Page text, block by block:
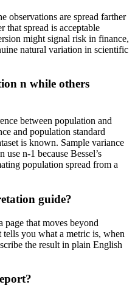
observations are spread farther
that spread is acceptable
might signal risk in finance,
natural variation in scientific
n while others
between population and
and population standard
is known. Sample variance
use n-1 because Bessel’s
population spread from a
guide?
page that moves beyond
you what a metric is, when
the result in plain English